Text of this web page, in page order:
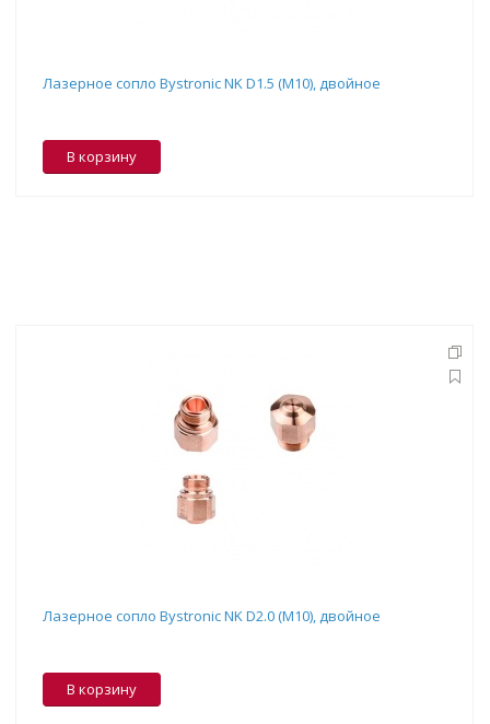
Лазерное сопло Bystronic NK D1.5 (M10), двойное
В корзину
Лазерное сопло Bystronic NK D2.0 (M10), двойное
В корзину